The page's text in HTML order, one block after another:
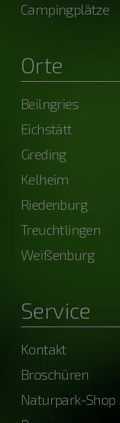
Campingplätze
Orte
Beilngries
Eichstätt
Greding
Kelheim
Riedenburg
Treuchtlingen
Weißenburg
Service
Kontakt
Broschüren
Naturpark-Shop